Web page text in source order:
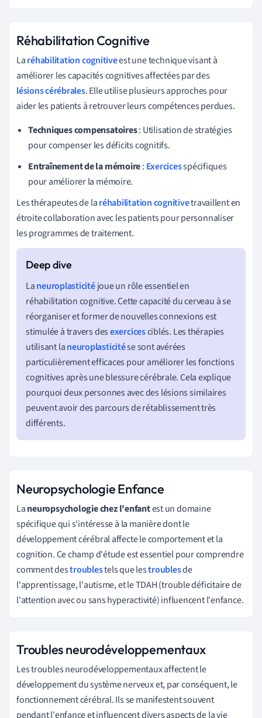
Réhabilitation Cognitive
Laréhabilitation cognitiveest une technique visant à
améliorer les capacités cognitives affectées par des
lésions cérébrales. Elle utilise plusieurs approches pour
aider les patients à retrouver leurs compétences perdues.
Techniques compensatoires: Utilisation de stratégies
pour compenser les déficits cognitifs.
Entraînement de la mémoire: Exercicesspécifiques
pour améliorer la mémoire.
Les thérapeutes de laréhabilitation cognitivetravaillent en
étroite collaboration avec les patients pour personnaliser
les programmes de traitement.
Laneuroplasticitéjoue un rôle essentiel en
réhabilitation cognitive. Cette capacité du cerveau à se
réorganiser et former de nouvelles connexions est
stimulée à travers desexercicesciblés. Les thérapies
utilisant laneuroplasticitése sont avérées
particulièrement efficaces pour améliorer les fonctions
cognitives après une blessure cérébrale. Cela explique
pourquoi deux personnes avec des lésions similaires
peuvent avoir des parcours de rétablissement très
différents.
Neuropsychologie Enfance
Laneuropsychologie chez l'enfantest un domaine
spécifique qui s'intéresse à la manière dont le
développement cérébral affecte le comportement et la
cognition. Ce champ d'étude est essentiel pour comprendre
comment destroublestels que lestroublesde
l'apprentissage, l'autisme, et le TDAH (trouble déficitaire de
l'attention avec ou sans hyperactivité) influencent l'enfance.
Troubles neurodéveloppementaux
Les troubles neurodéveloppementaux affectent le
développement du système nerveux et, par conséquent, le
fonctionnement cérébral. Ils se manifestent souvent
pendant l'enfance et influencent divers aspects de la vie